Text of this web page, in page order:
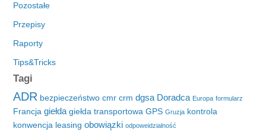
Pozostałe
Przepisy
Raporty
Tips&Tricks
Tagi
ADR bezpieczeństwo cmr crm dgsa Doradca Europa formularz
Francja giełda giełda transportowa GPS Gruzja kontrola
konwencja leasing obowiązki odpoweidzialność